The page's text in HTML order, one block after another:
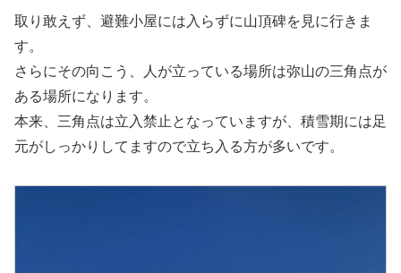
取り敢えず、避難小屋には入らずに山頂碑を見に行きま
す。
さらにその向こう、人が立っている場所は弥山の三角点が
ある場所になります。
本来、三角点は立入禁止となっていますが、積雪期には足
元がしっかりしてますので立ち入る方が多いです。